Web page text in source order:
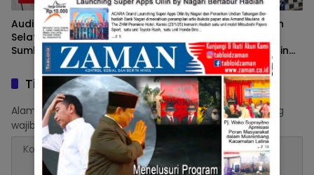
Audiensi Pemkab Pesisir
Selatan dengan BPPW
Sumbar Telah Dilakukan,
Pengelolaan Sampah,
Renovasi Sekolah dan
Konstruksi Pasca Bencana
Menjadi Prioritas
Peringati Hari Kesaktian
Pessel, Era Sukma Pimpin
langsung Upacara Serta
Berikan Motivasi
Tinggalkan Balasan
Alamat email Anda tidak akan dipublikasikan. Ruas yang
wajib ditandai
*